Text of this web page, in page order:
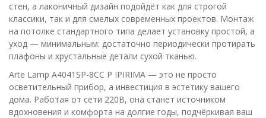
стен, а лаконичный дизайн подойдёт как для строгой
классики, так и для смелых современных проектов. Монтаж
на потолке стандартного типа делает установку простой, а
уход — минимальным: достаточно периодически протирать
плафоны и хрустальные детали сухой тканью.
Arte Lamp A4041SP-8CC P IPIRIMA — это не просто
осветительный прибор, а инвестиция в эстетику вашего
дома. Работая от сети 220В, она станет источником
вдохновения и комфорта на долгие годы, подчёркивая ваш